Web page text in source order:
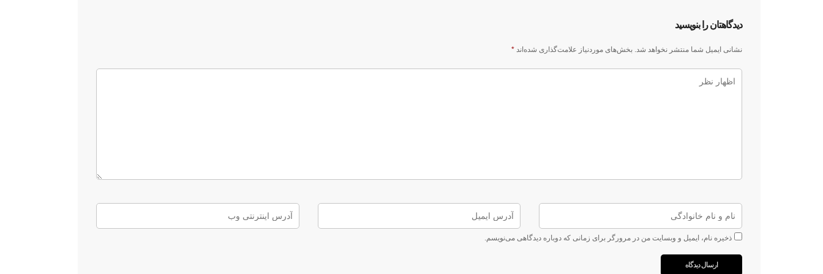
دیدگاهتان را بنویسید
نشانی ایمیل شما منتشر نخواهد شد. بخش‌های موردنیاز علامت‌گذاری شده‌اند *
ذخیره نام، ایمیل و وبسایت من در مرورگر برای زمانی که دوباره دیدگاهی می‌نویسم.